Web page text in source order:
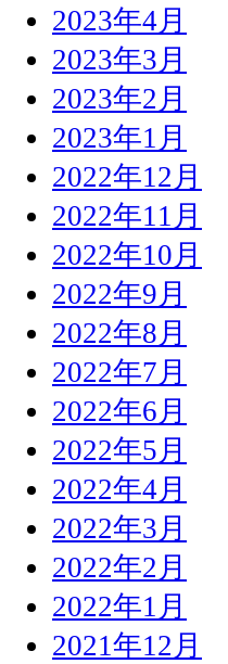
2023年4月
2023年3月
2023年2月
2023年1月
2022年12月
2022年11月
2022年10月
2022年9月
2022年8月
2022年7月
2022年6月
2022年5月
2022年4月
2022年3月
2022年2月
2022年1月
2021年12月